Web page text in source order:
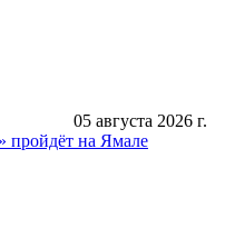
05 августа 2026 г.
пройдёт на Ямале